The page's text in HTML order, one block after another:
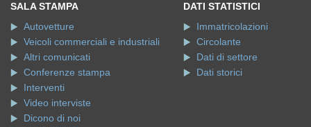
SALA STAMPA
Autovetture
Veicoli commerciali e industriali
Altri comunicati
Conferenze stampa
Interventi
Video interviste
Dicono di noi
DATI STATISTICI
Immatricolazioni
Circolante
Dati di settore
Dati storici